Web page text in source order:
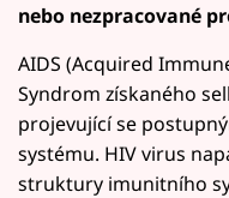
nebo nezpracované
AIDS (Acquired
Syndrom získaného
projevující se
systému. HIV virus
struktury imunitního